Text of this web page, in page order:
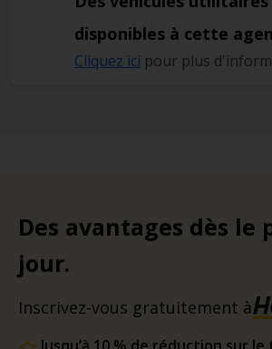
disponibles à cette
Cliquez ici pour plus
Des avantages dès le
jour.
Inscrivez-vous gratuitement à